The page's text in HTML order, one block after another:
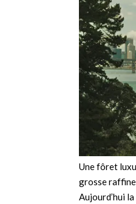
Une fôret
grosse
Aujourd’hui